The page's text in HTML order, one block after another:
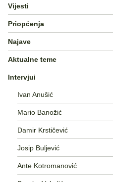
Vijesti
Priopćenja
Najave
Aktualne teme
Intervjui
Ivan Anušić
Mario Banožić
Damir Krstičević
Josip Buljević
Ante Kotromanović